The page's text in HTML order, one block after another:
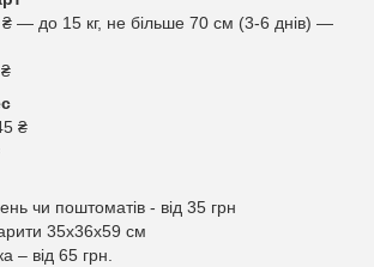
₴ — до 15 кг, не більше 70 см (3-6 днів) —
₴
чи поштоматів - від 35 грн
35x36x59 см
– від 65 грн.